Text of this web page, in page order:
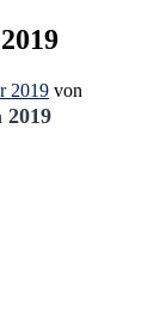
2019 von
2019